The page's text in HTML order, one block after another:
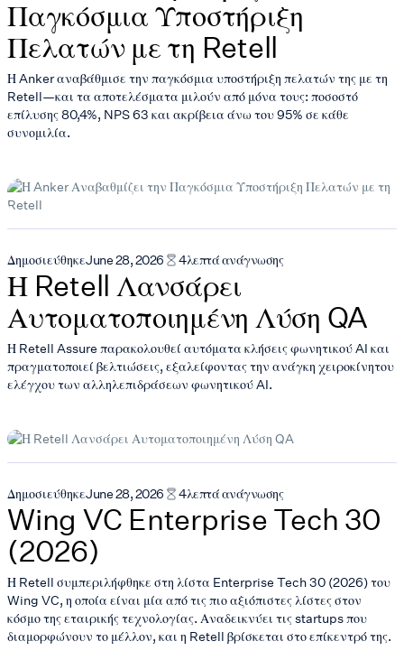
Παγκόσμια Υποστήριξη
Πελατών με τη Retell
Η Anker αναβάθμισε την παγκόσμια υποστήριξη πελατών της με τη
Retell—και τα αποτελέσματα μιλούν από μόνα τους: ποσοστό
επίλυσης 80,4%, NPS 63 και ακρίβεια άνω του 95% σε κάθε
συνομιλία.
ΔημοσιεύθηκεJune 28, 2026 4λεπτά ανάγνωσης
Η Retell Λανσάρει
Αυτοματοποιημένη Λύση QA
Η Retell Assure παρακολουθεί αυτόματα κλήσεις φωνητικού AI και
πραγματοποιεί βελτιώσεις, εξαλείφοντας την ανάγκη χειροκίνητου
ελέγχου των αλληλεπιδράσεων φωνητικού AI.
ΔημοσιεύθηκεJune 28, 2026 4λεπτά ανάγνωσης
Wing VC Enterprise Tech 30
(2026)
Η Retell συμπεριλήφθηκε στη λίστα Enterprise Tech 30 (2026) του
Wing VC, η οποία είναι μία από τις πιο αξιόπιστες λίστες στον
κόσμο της εταιρικής τεχνολογίας. Αναδεικνύει τις startups που
διαμορφώνουν το μέλλον, και η Retell βρίσκεται στο επίκεντρό της.